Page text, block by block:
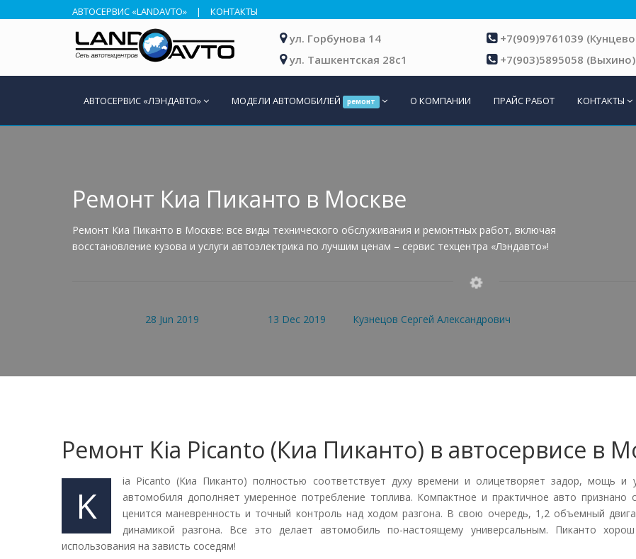
АВТОСЕРВИС «LANDAVTO» | КОНТАКТЫ
ул. Горбунова 14
ул. Ташкентская 28с1
+7(909)9761039
+7(903)5895058 (Выхино)
АВТОСЕРВИС «ЛЭНДАВТО» МОДЕЛИ АВТОМОБИЛЕЙ ремонт О КОМПАНИИ ПРАЙС РАБОТ КОНТАКТЫ
Ремонт Киа Пиканто в Москве
Ремонт Киа Пиканто в Москве: все виды технического обслуживания и ремонтных работ, включая
восстановление кузова и услуги автоэлектрика по лучшим ценам – сервис техцентра «Лэндавто»!
28 Jun 2019 13 Dec 2019 Кузнецов Сергей Александрович
Ремонт Kia Picanto (Киа Пиканто) в автосервисе в
K
ia Picanto (Киа Пиканто) полностью соответствует духу времени и олицетворяет задор, мощь и
автомобиля дополняет умеренное потребление топлива. Компактное и практичное авто
ценится маневренность и точный контроль над ходом разгона. В свою очередь, 1,2 объемный
динамикой разгона. Все это делает автомобиль по-настоящему универсальным. Пиканто
использования на зависть соседям!